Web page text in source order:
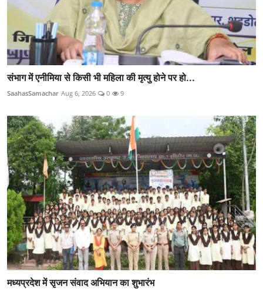
संभाग में एनीमिया से किसी भी महिला की मृत्यु होने पर हो...
SaahasSamachar Aug 6, 2026 0 9
मध्यप्रदेश में सृजन संवाद अभियान का शुभारंभ